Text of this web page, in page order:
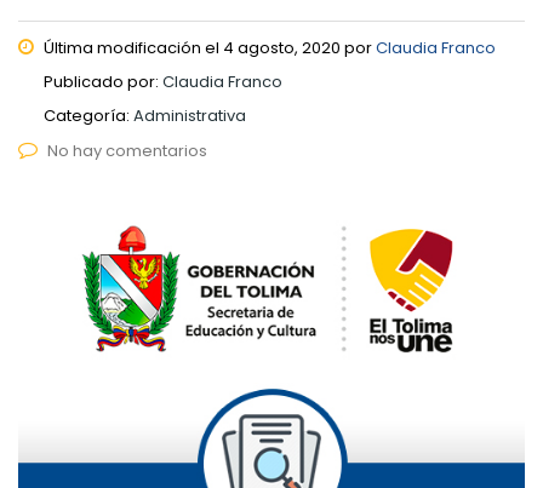
Última modificación el 4 agosto, 2020 porClaudia Franco
Publicado por: Claudia Franco
Categoría: Administrativa
No hay comentarios